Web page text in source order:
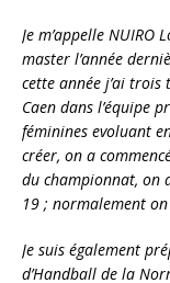
Je m’appelle NUIRO
master l’année
cette année j’ai
Caen dans l’équipe
féminines evoluant
créer, on a
du championnat, on
19 ; normalement
Je suis également
d’Handball de la